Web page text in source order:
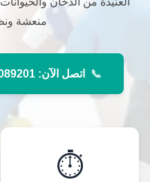
منعشة
📞 اتصل الآن: 65089201
⏱️